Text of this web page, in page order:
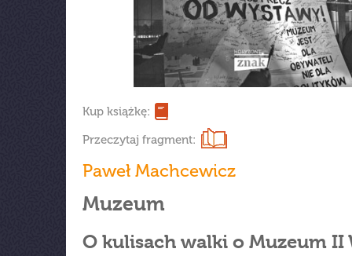
Kup książkę:
Przeczytaj fragment:
Paweł Machcewicz
Muzeum
O kulisach walki o Muzeum II